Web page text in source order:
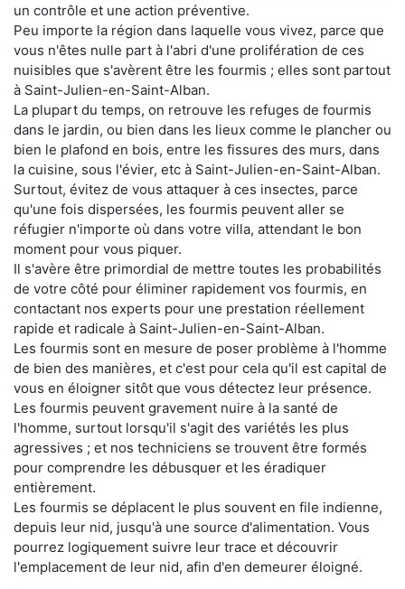
un contrôle et une action préventive.
Peu importe la région dans laquelle vous vivez, parce que
vous n'êtes nulle part à l'abri d'une prolifération de ces
nuisibles que s'avèrent être les fourmis ; elles sont partout
à Saint-Julien-en-Saint-Alban.
La plupart du temps, on retrouve les refuges de fourmis
dans le jardin, ou bien dans les lieux comme le plancher ou
bien le plafond en bois, entre les fissures des murs, dans
la cuisine, sous l'évier, etc à Saint-Julien-en-Saint-Alban.
Surtout, évitez de vous attaquer à ces insectes, parce
qu'une fois dispersées, les fourmis peuvent aller se
réfugier n'importe où dans votre villa, attendant le bon
moment pour vous piquer.
Il s'avère être primordial de mettre toutes les probabilités
de votre côté pour éliminer rapidement vos fourmis, en
contactant nos experts pour une prestation réellement
rapide et radicale à Saint-Julien-en-Saint-Alban.
Les fourmis sont en mesure de poser problème à l'homme
de bien des manières, et c'est pour cela qu'il est capital de
vous en éloigner sitôt que vous détectez leur présence.
Les fourmis peuvent gravement nuire à la santé de
l'homme, surtout lorsqu'il s'agit des variétés les plus
agressives ; et nos techniciens se trouvent être formés
pour comprendre les débusquer et les éradiquer
entièrement.
Les fourmis se déplacent le plus souvent en file indienne,
depuis leur nid, jusqu'à une source d'alimentation. Vous
pourrez logiquement suivre leur trace et découvrir
l'emplacement de leur nid, afin d'en demeurer éloigné.